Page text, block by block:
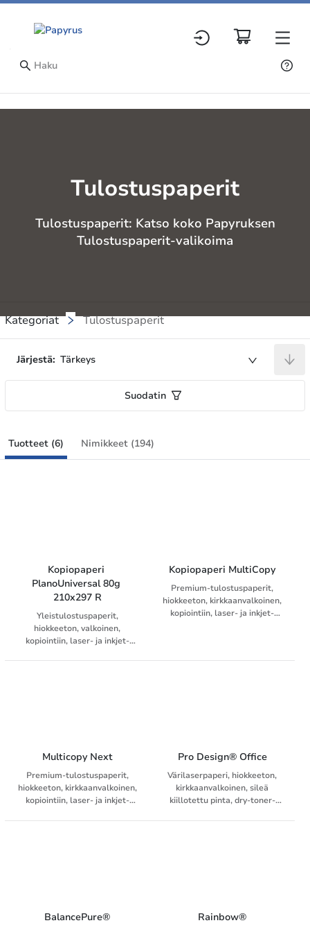
Tulostuspaperit
Tulostuspaperit: Katso koko Papyruksen
Tulostuspaperit-valikoima
Kategoriat Tulostuspaperit
Järjestä: Tärkeys
Suodatin
Tuotteet (6) Nimikkeet (194)
Kopiopaperi
PlanoUniversal 80g
210x297 R
Yleistulostuspaperit,
hiokkeeton, valkoinen,
kopiointiin, laser- ja inkjet-
Kopiopaperi MultiCopy
Premium-tulostuspaperit,
hiokkeeton, kirkkaanvalkoinen,
kopiointiin, laser- ja inkjet-
Multicopy Next
Premium-tulostuspaperit,
hiokkeeton, kirkkaanvalkoinen,
kopiointiin, laser- ja inkjet-
Pro Design® Office
Värilaserpaperi, hiokkeeton,
kirkkaanvalkoinen, sileä
kiillotettu pinta, dry-toner-
BalancePure® Rainbow®